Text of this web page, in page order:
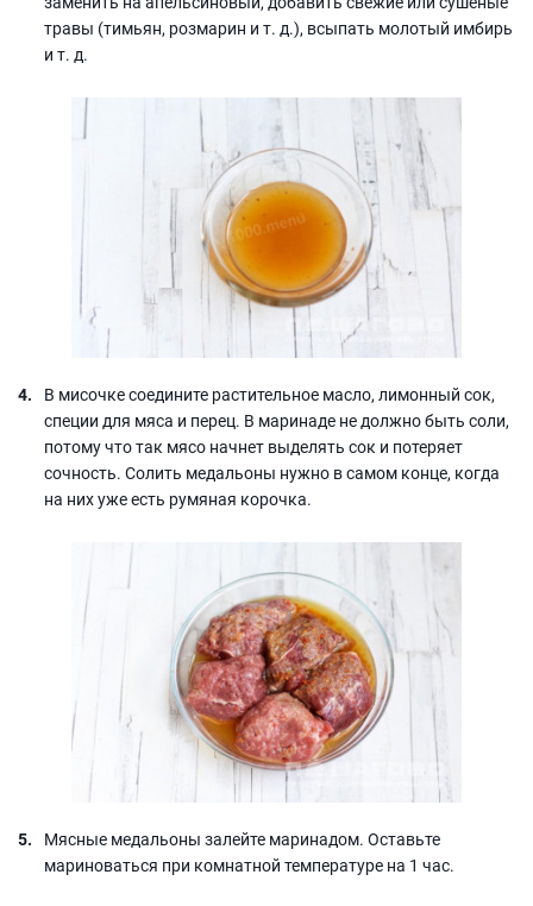
травы (тимьян, розмарин и т. д.), всыпать молотый имбирь
и т. д.
В мисочке соедините растительное масло, лимонный сок,
специи для мяса и перец. В маринаде не должно быть соли,
потому что так мясо начнет выделять сок и потеряет
сочность. Солить медальоны нужно в самом конце, когда
на них уже есть румяная корочка.
Мясные медальоны залейте маринадом. Оставьте
мариноваться при комнатной температуре на 1 час.